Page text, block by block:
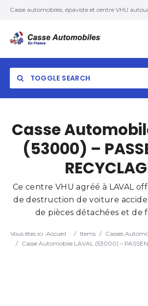
Casse automobiles, épaviste et centre VHU
TOGGLE SEARCH
Search
Casse
(53000) –
Ce centre VHU agréé à LAVAL
de destruction de voiture
de pièces détachées et de
Vous êtes ici :Accueil / Items / Casses
/
Casse Automobile LAVAL (53000) –